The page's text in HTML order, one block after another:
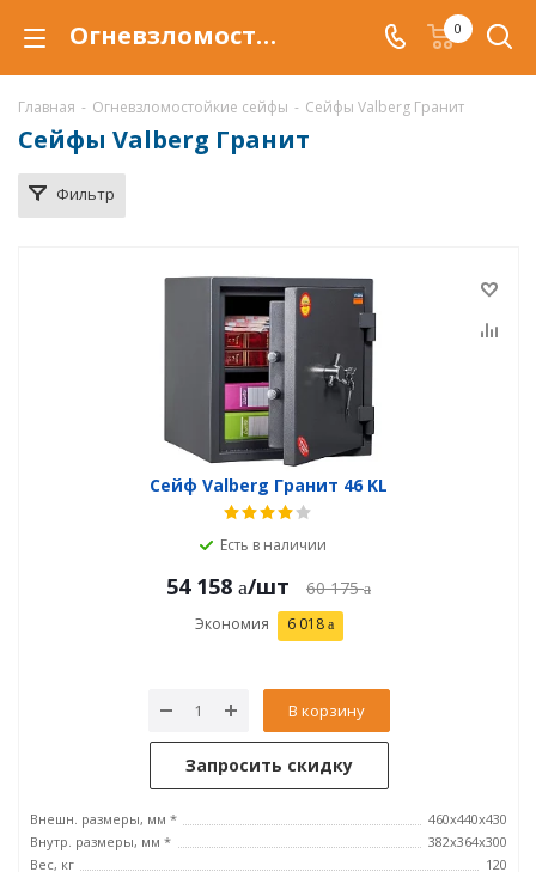
Огневзломостойкий сейф Valberg Гранит New купить в Астрахани, сейфы Valberg Гранит New с защитой от взлома и от огня по низкой цене c доставкой 0
Главная - Огневзломостойкие сейфы - Сейфы Valberg Гранит
Сейфы Valberg Гранит
Фильтр
Сейф Valberg Гранит 46 KL
Есть в наличии
54 158 /шт 60 175
Экономия 6 018
В корзину
Запросить скидку
Внешн. размеры, мм *
460x440x430
Внутр. размеры, мм *
382x364x300
Вес, кг
120